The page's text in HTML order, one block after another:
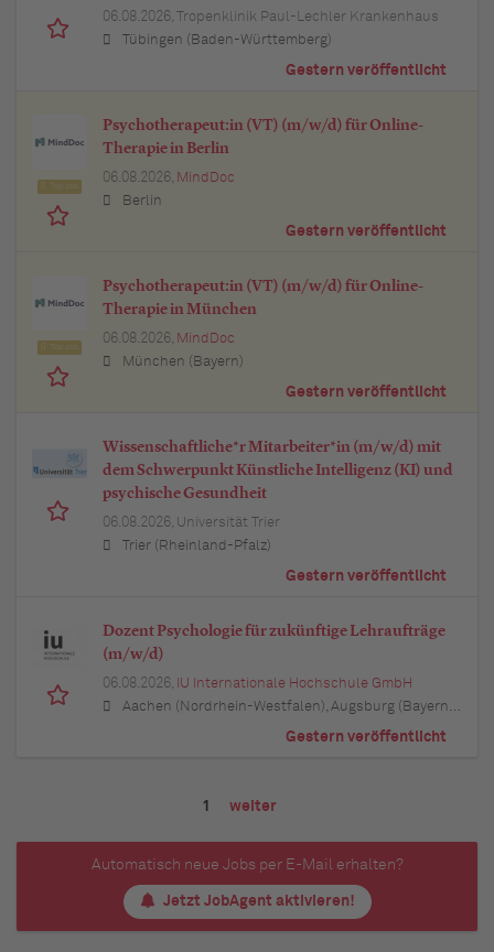
06.08.2026, Tropenklinik Paul-Lechler Krankenhaus
Tübingen (Baden-Württemberg)
Gestern veröffentlicht
Psychotherapeut:in (VT) (m/w/d) für Online-
Therapie in Berlin
06.08.2026, MindDoc
Berlin
Gestern veröffentlicht
Psychotherapeut:in (VT) (m/w/d) für Online-
Therapie in München
06.08.2026, MindDoc
München (Bayern)
Gestern veröffentlicht
Wissenschaftliche*r Mitarbeiter*in (m/w/d) mit
dem Schwerpunkt Künstliche Intelligenz (KI) und
psychische Gesundheit
06.08.2026, Universität Trier
Trier (Rheinland-Pfalz)
Gestern veröffentlicht
Dozent Psychologie für zukünftige Lehraufträge
(m/w/d)
06.08.2026,
IU Internationale Hochschule GmbH
Aachen (Nordrhein-Westfalen), Augsburg (Bayern), Berlin, Bielefeld (Nordrhein-Westfalen), Bochum (Nordrhein-Westfalen), Bonn (Nordrhein-Westfalen), Braunschweig (Niedersachsen), Bremen, Dortmund (Nordrhein-Westfalen), Dresden (Sachsen), Duisburg (Nordrhein-Westfalen), Düsseldorf (Nordrhein-Westfalen), Erfurt (Thüringen), Essen (Nordrhein-Westfalen), Freiburg im Breisgau (Baden-Württemberg), Hamburg, Hannover (Niedersachsen), Karlsruhe (Baden-Württemberg), Kiel (Schleswig-Holstein), Köln (Nordrhein-Westfalen), Leipzig (Sachsen), Lübeck (Schleswig-Holstein), München (Bayern), Mannheim (Baden-Württemberg), München (Bayern), Münster (Nordrhein-Westfalen), Nürnberg (Bayern), Regensburg (Bayern), Rostock (Mecklenburg-Vorpommern), Stuttgart (Baden-Württemberg), Ulm (Baden-Württemberg), Wuppertal (Nordrhein-Westfalen)
Gestern veröffentlicht
1 weiter
Automatisch neue Jobs per E-Mail erhalten?
Jetzt JobAgent aktivieren!